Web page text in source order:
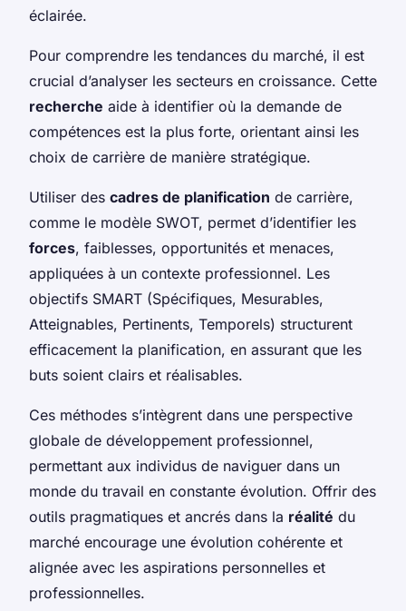
éclairée.
Pour comprendre les tendances du marché, il est
crucial d’analyser les secteurs en croissance. Cette
recherche aide à identifier où la demande de
compétences est la plus forte, orientant ainsi les
choix de carrière de manière stratégique.
Utiliser des cadres de planification de carrière,
comme le modèle SWOT, permet d’identifier les
forces, faiblesses, opportunités et menaces,
appliquées à un contexte professionnel. Les
objectifs SMART (Spécifiques, Mesurables,
Atteignables, Pertinents, Temporels) structurent
efficacement la planification, en assurant que les
buts soient clairs et réalisables.
Ces méthodes s’intègrent dans une perspective
globale de développement professionnel,
permettant aux individus de naviguer dans un
monde du travail en constante évolution. Offrir des
outils pragmatiques et ancrés dans la réalité du
marché encourage une évolution cohérente et
alignée avec les aspirations personnelles et
professionnelles.